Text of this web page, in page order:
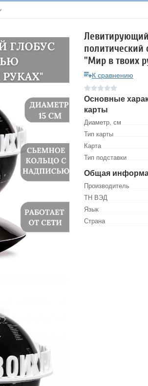
политический
"Мир в твоих
К сравнению
Основные
карты
Диаметр, см
Тип карты
Карта
Тип подставки
Общая
Производитель
ТН ВЭД
Язык
Страна